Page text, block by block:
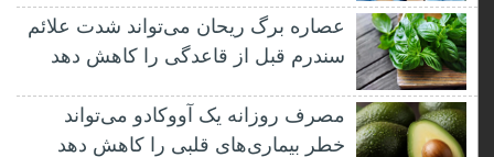
عصاره برگ ریحان می‌تواند شدت علائم
سندرم قبل از قاعدگی را کاهش دهد
مصرف روزانه یک آووکادو می‌تواند
خطر بیماری‌های قلبی را کاهش دهد